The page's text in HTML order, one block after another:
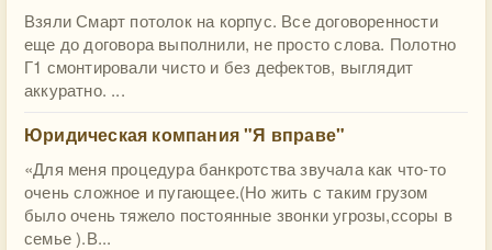
Взяли Смарт потолок на корпус. Все договоренности
еще до договора выполнили, не просто слова. Полотно
Г1 смонтировали чисто и без дефектов, выглядит
аккуратно. ...
Юридическая компания "Я вправе"
«Для меня процедура банкротства звучала как что-то
очень сложное и пугающее.(Но жить с таким грузом
было очень тяжело постоянные звонки угрозы,ссоры в
семье ).В...